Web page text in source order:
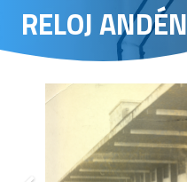
RELOJ ANDÉN